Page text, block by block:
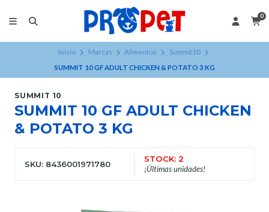
0
Inicio Marcas Alimentos
Summit10
SUMMIT 10 GF ADULT CHICKEN & POTATO 3 KG
SUMMIT 10
SUMMIT 10 GF ADULT CHICKEN
& POTATO 3 KG
SKU: 8436001971780
STOCK: 2
¡Últimas unidades!